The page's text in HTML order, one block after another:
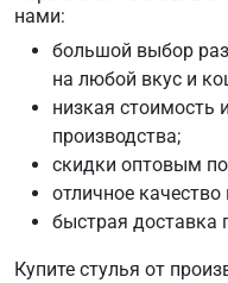
нами:
большой выбор
на любой вкус и
низкая стоимость
производства;
скидки оптовым
отличное качество
быстрая доставка
Купите стулья от